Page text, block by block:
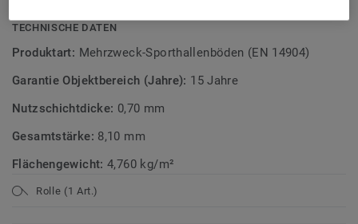
TECHNISCHE DATEN
Produktart: Mehrzweck-Sporthallenböden (EN 14904)
Garantie Objektbereich (Jahre): 15 Jahre
Nutzschichtdicke: 0,70 mm
Gesamtstärke: 8,10 mm
Flächengewicht:4,760 kg/m²
Rolle (1 Art.)